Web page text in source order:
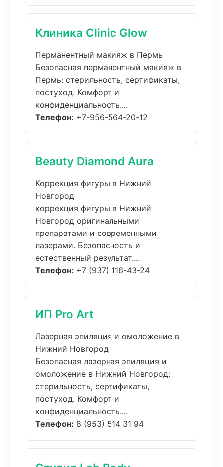
Клиника Clinic Glow
Перманентный макияж в Пермь
Безопасная перманентный макияж в
Пермь: стерильность, сертификаты,
постуход. Комфорт и
конфиденциальность....
Телефон: +7-956-564-20-12
Beauty Diamond Aura
Коррекция фигуры в Нижний
Новгород
коррекция фигуры в Нижний
Новгород оригинальными
препаратами и современными
лазерами. Безопасность и
естественный результат....
Телефон: +7 (937) 116-43-24
ИП Pro Art
Лазерная эпиляция и омоложение в
Нижний Новгород
Безопасная лазерная эпиляция и
омоложение в Нижний Новгород:
стерильность, сертификаты,
постуход. Комфорт и
конфиденциальность....
Телефон: 8 (953) 514 31 94